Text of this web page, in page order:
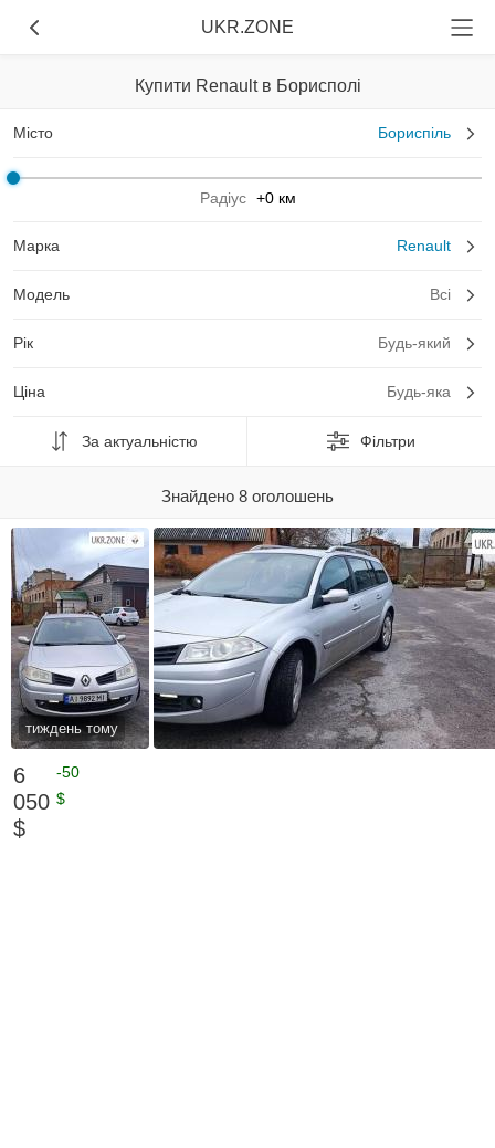
UKR.ZONE
Купити Renault в Борисполі
Місто Бориспіль
Радіус +0 км
Марка Renault
Модель Всі
Рік Будь-який
Ціна Будь-яка
За актуальністю Фільтри
Знайдено 8 оголошень
тиждень тому
6
050
$
-50
$